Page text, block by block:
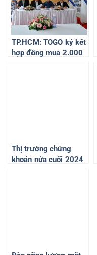
TP.HCM: TOGO ký kết
hợp đồng mua 2.000
Thị trường chứng
khoán nửa cuối 2024